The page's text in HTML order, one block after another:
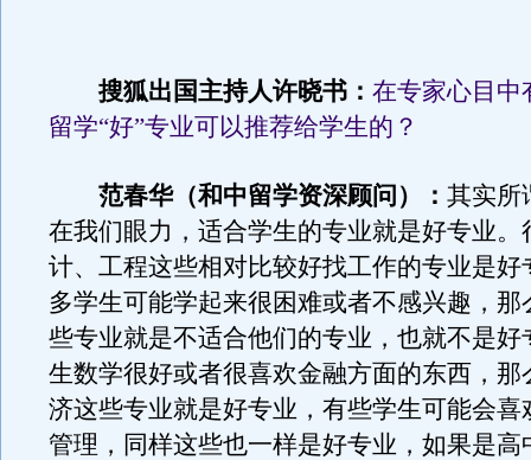
搜狐出国主持人许晓书： 在专家心目中
留学“好”专业可以推荐给学生的？
范春华（和中留学资深顾问）： 其实所
在我们眼力，适合学生的专业就是好专业。
计、工程这些相对比较好找工作的专业是好
多学生可能学起来很困难或者不感兴趣，那
些专业就是不适合他们的专业，也就不是好
生数学很好或者很喜欢金融方面的东西，那
济这些专业就是好专业，有些学生可能会喜
管理，同样这些也一样是好专业，如果是高